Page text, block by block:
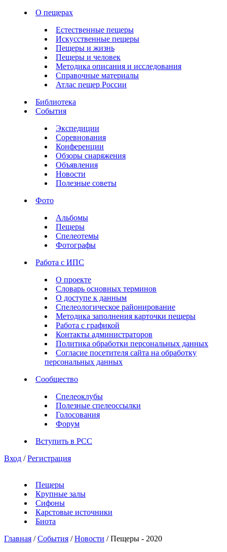
О пещерах
Естественные пещеры
Искусственные пещеры
Пещеры и жизнь
Пещеры и человек
Методика описания и исследования
Справочные материалы
Атлас пещер России
Библиотека
События
Экспедиции
Соревнования
Конференции
Обзоры снаряжения
Объявления
Новости
Полезные советы
Фото
Альбомы
Пещеры
Спелеотемы
Фотографы
Работа с ИПС
О проекте
Словарь основных терминов
О доступе к данным
Спелеологическое районирование
Методика заполнения карточки пещеры
Работа с графикой
Контакты администраторов
Политика обработки персональных данных
Согласие посетителя сайта на обработку
персональных данных
Сообщество
Спелеоклубы
Полезные спелеоссылки
Голосования
Форум
Вступить в РСС
Вход / Регистрация
Пещеры
Крупные залы
Сифоны
Карстовые источники
Биота
Главная / События / Новости / Пещеры - 2020